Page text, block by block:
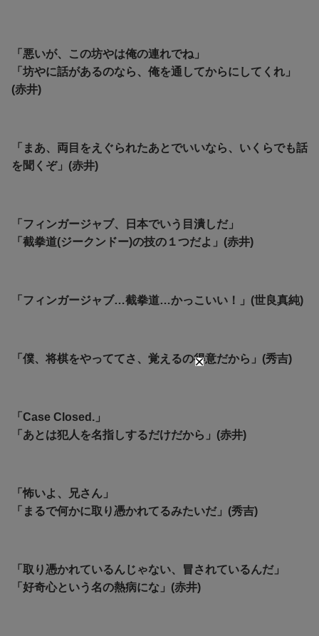
「悪いが、この坊やは俺の連れでね」
「坊やに話があるのなら、俺を通してからにしてくれ」
(赤井)
「まあ、両目をえぐられたあとでいいなら、いくらでも話
を聞くぞ」(赤井)
「フィンガージャブ、日本でいう目潰しだ」
「截拳道(ジークンドー)の技の１つだよ」(赤井)
「フィンガージャブ…截拳道…かっこいい！」(世良真純)
「僕、将棋をやっててさ、覚えるの得意だから」(秀吉)
「Case Closed.」
「あとは犯人を名指しするだけだから」(赤井)
「怖いよ、兄さん」
「まるで何かに取り憑かれてるみたいだ」(秀吉)
「取り憑かれているんじゃない、冒されているんだ」
「好奇心という名の熱病にな」(赤井)